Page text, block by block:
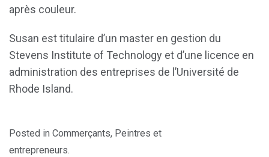
après couleur.
Susan est titulaire d’un master en gestion du
Stevens Institute of Technology et d’une licence en
administration des entreprises de l’Université de
Rhode Island.
Posted in Commerçants, Peintres et
entrepreneurs.